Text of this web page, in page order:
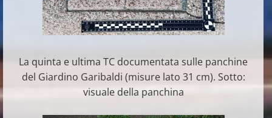
La quinta e ultima TC documentata sulle panchine
del Giardino Garibaldi (misure lato 31 cm). Sotto:
visuale della panchina